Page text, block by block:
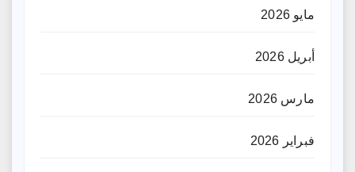
مايو 2026
أبريل 2026
مارس 2026
فبراير 2026